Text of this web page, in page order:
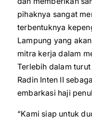
pihaknya sangat
terbentuknya
Lampung yang
mitra kerja dalam
Terlebih dalam
Radin Inten II
embarkasi haji
“Kami siap untuk